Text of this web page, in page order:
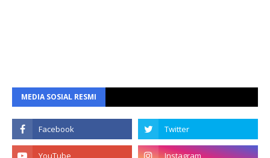
MEDIA SOSIAL RESMI